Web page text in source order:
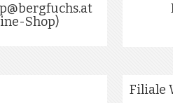
Shop)
Filiale